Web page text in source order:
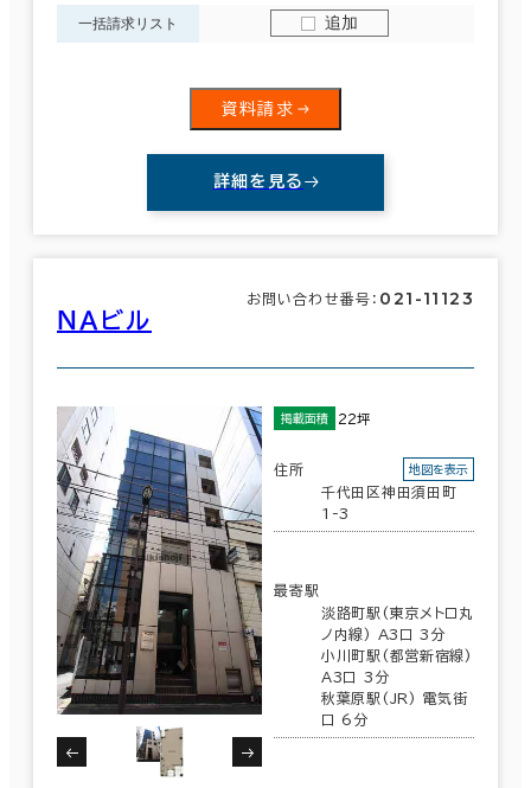
一括請求リスト 追加
資料請求
詳細を見る
ＮＡビル
お問い合わせ番号： 021-11123
掲載面積 22坪
住所
千代田区神田須田町
1-3
地図を表示
最寄駅
淡路町駅(東京メトロ丸
ノ内線) A3口 3分
小川町駅(都営新宿線)
A3口 3分
秋葉原駅(JR) 電気街
口 6分